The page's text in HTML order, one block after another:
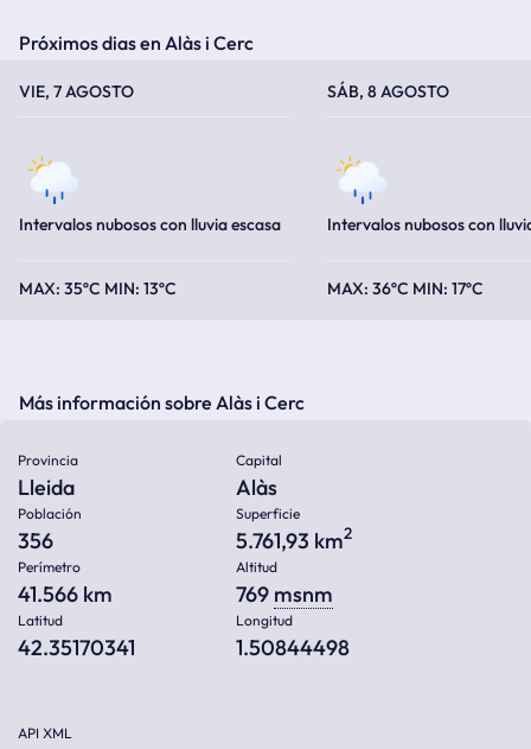
Próximos dias en Alàs i Cerc
VIE, 7 AGOSTO
Intervalos nubosos con lluvia escasa
35ºC 13ºC
SÁB, 8 AGOSTO
Intervalos nubosos con
36ºC 17ºC
Más información sobre Alàs i Cerc
Provincia
Lleida
Capital
Alàs
Población
356
Superficie
5.761,93 km2
Perímetro
41.566 km
Altitud
769 msnm
Latitud
42.35170341
Longitud
1.50844498
API XML